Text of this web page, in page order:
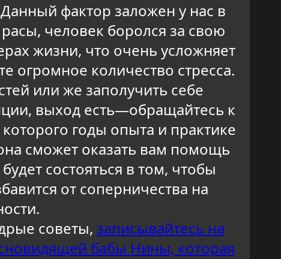
фактор заложен у нас в
человек боролся за свою
жизни, что очень усложняет
огромное количество стресса.
или же заполучить себе
выход есть—обращайтесь к
годы опыта и практике
сможет оказать вам помощь
состояться в том, чтобы
от соперничества на
советы, записывайтесь на
бабы Нины, которая